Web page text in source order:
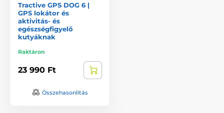
Tractive GPS DOG 6 |
GPS lokátor és
aktivitás- és
egészségfigyelő
kutyáknak
Raktáron
23 990 Ft
Összehasonlítás